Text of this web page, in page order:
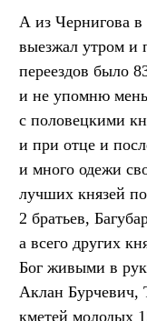
А из Чернигова в
выезжал утром и
переездов было
и не упомню
с половецкими
и при отце и
и много одежи
лучших князей
2 братьев,
а всего других
Бог живыми в
Аклан Бурчевич,
кметей молодых